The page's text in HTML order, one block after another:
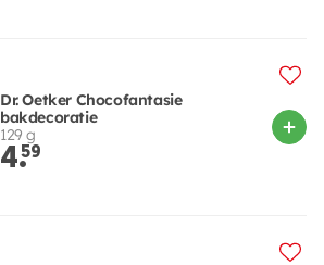
Dr. Oetker Chocofantasie
bakdecoratie
129 g
4.59